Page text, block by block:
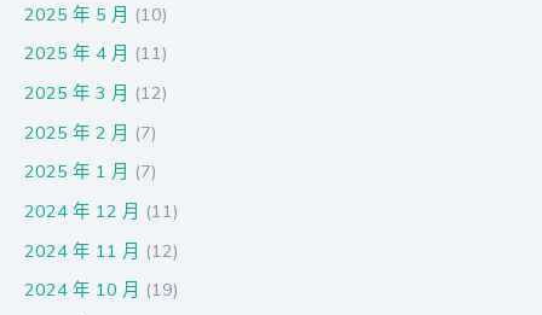
2025 年 5 月 (10)
2025 年 4 月 (11)
2025 年 3 月 (12)
2025 年 2 月 (7)
2025 年 1 月 (7)
2024 年 12 月 (11)
2024 年 11 月 (12)
2024 年 10 月 (19)